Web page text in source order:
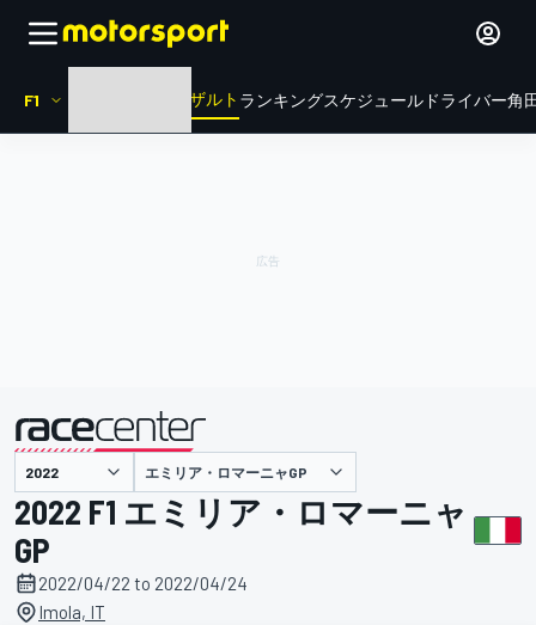
F1 リザルト ランキングスケジュール ドライバー角
主催 エミリア・ロマーニャGP
2022 F1 エミリア・ロマーニャ
GP
2022/04/22 to 2022/04/24
Imola, IT